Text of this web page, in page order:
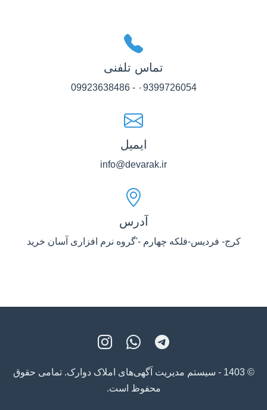
تماس تلفنی
۰9399726054 - 09923638486
ایمیل
info@devarak.ir
آدرس
کرج- فردیس-فلکه چهارم -'گروه نرم افزاری آسان خرید
© 1403 - سیستم مدیریت آگهی‌های املاک دوارک. تمامی حقوق
محفوظ است.